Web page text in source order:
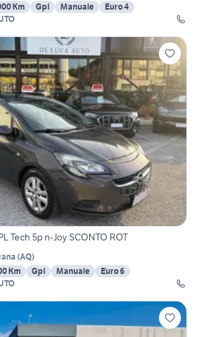
Km Gpl Manuale
Euro 4
Tech 5p n-Joy SCONTO ROT
(AQ)
Km Gpl Manuale
Euro 6